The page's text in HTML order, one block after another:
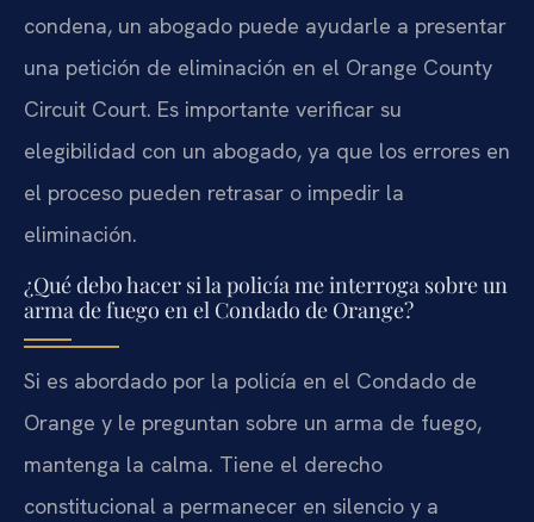
condena, un abogado puede ayudarle a presentar
una petición de eliminación en el Orange County
Circuit Court. Es importante verificar su
elegibilidad con un abogado, ya que los errores en
el proceso pueden retrasar o impedir la
eliminación.
¿Qué debo hacer si la policía me interroga sobre un
arma de fuego en el Condado de Orange?
Si es abordado por la policía en el Condado de
Orange y le preguntan sobre un arma de fuego,
mantenga la calma. Tiene el derecho
constitucional a permanecer en silencio y a